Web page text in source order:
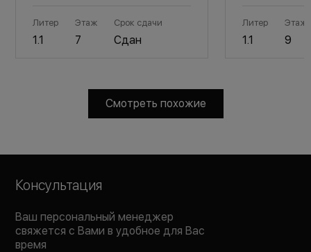
Литер
1.1
Этаж
7
Срок сдачи
Сдан
Литер
1.1
Этаж
9
Смотреть похожие
Консультация
Ваш персональный менеджер
свяжется с Вами в удобное для Вас
время